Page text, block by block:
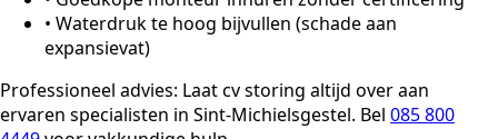
• Waterdruk te hoog bijvullen (schade aan
expansievat)
Professioneel advies: Laat cv storing altijd over aan
ervaren specialisten in Sint-Michielsgestel. Bel 085 800